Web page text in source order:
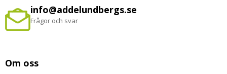
info@addelundbergs.se
Frågor och svar
Om oss